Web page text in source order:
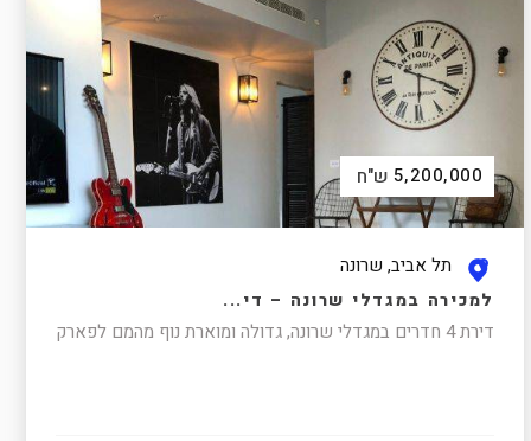
5,200,000 ש"ח
תל אביב, שרונה
למכירה במגדלי שרונה – די...
דירת 4 חדרים במגדלי שרונה, גדולה ומוארת נוף מהמם לפארק